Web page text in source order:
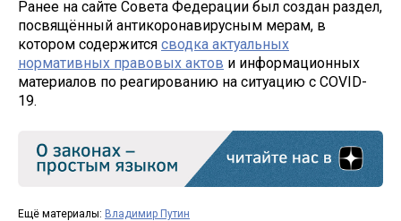
Ранее на сайте Совета Федерации был создан раздел,
посвящённый антикоронавирусным мерам, в
котором содержится сводка актуальных
нормативных правовых актов и информационных
материалов по реагированию на ситуацию с COVID-
19.
Ещё материалы: Владимир Путин